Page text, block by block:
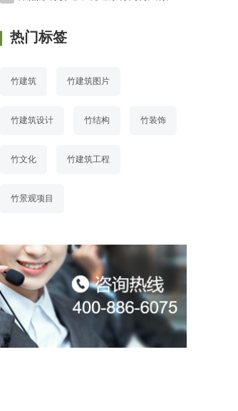
热门标签
竹建筑 竹建筑图片
竹建筑设计 竹结构 竹装饰
竹文化 竹建筑工程
竹景观项目